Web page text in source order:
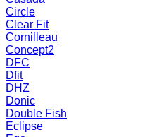
Circle
Clear Fit
Cornilleau
Concept2
DFC
Dfit
DHZ
Donic
Double Fish
Eclipse